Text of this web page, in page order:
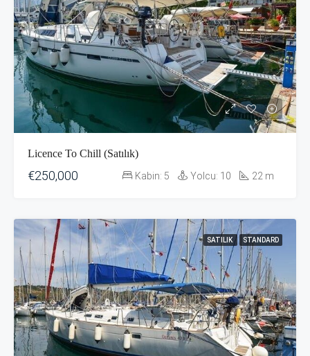
Licence To Chill (Satılık)
€250,000 Kabin: 5 Yolcu: 10 22 m
SATILIK STANDARD